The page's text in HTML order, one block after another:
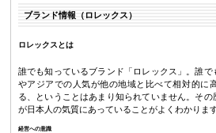
ブランド情報（ロレックス）
ロレックスとは
誰でも知っているブランド「ロレックス」。誰
やアジアでの人気が他の地域と比べて相対的に
る、ということはあまり知られていません。そ
が日本人の気質にあっていることがよくわかります
経営への意識